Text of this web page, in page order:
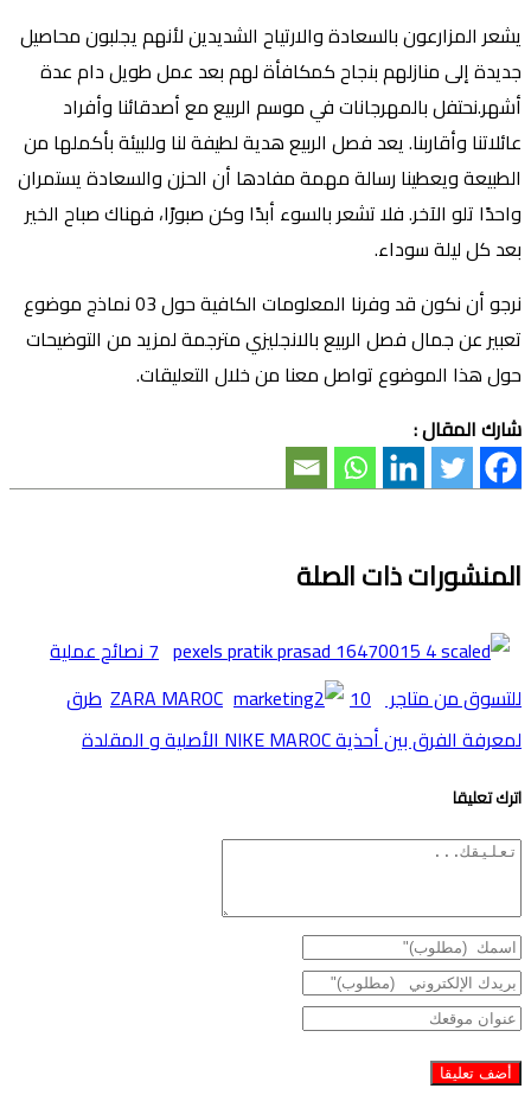
يشعر المزارعون بالسعادة والارتياح الشديدين لأنهم يجلبون محاصيل
جديدة إلى منازلهم بنجاح كمكافأة لهم بعد عمل طويل دام عدة
أشهر.نحتفل بالمهرجانات في موسم الربيع مع أصدقائنا وأفراد
عائلاتنا وأقاربنا. يعد فصل الربيع هدية لطيفة لنا وللبيئة بأكملها من
الطبيعة ويعطينا رسالة مهمة مفادها أن الحزن والسعادة يستمران
واحدًا تلو الآخر. فلا تشعر بالسوء أبدًا وكن صبورًا، فهناك صباح الخير
بعد كل ليلة سوداء.
نرجو أن نكون قد وفرنا المعلومات الكافية حول 03 نماذج موضوع
تعبير عن جمال فصل الربيع بالانجليزي مترجمة لمزيد من التوضيحات
حول هذا الموضوع تواصل معنا من خلال التعليقات.
شارك المقال :
المنشورات ذات الصلة
7 نصائح عملية
للتسوق من متاجر ZARA MAROC
10طرق
لمعرفة الفرق بين أحذية NIKE MAROC اﻷصلية و المقلدة
اترك تعليقا